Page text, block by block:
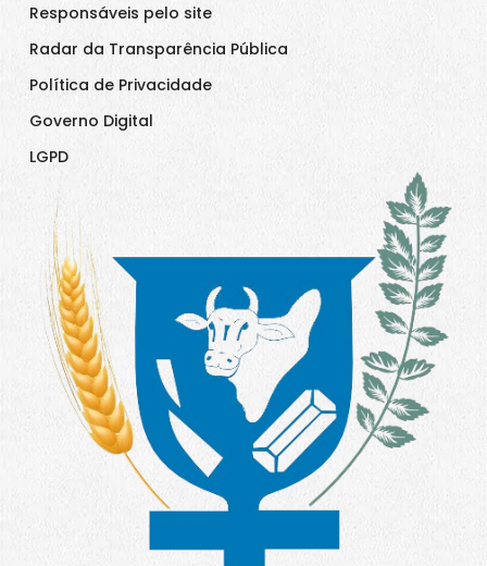
Responsáveis pelo site
Radar da Transparência Pública
Política de Privacidade
Governo Digital
LGPD